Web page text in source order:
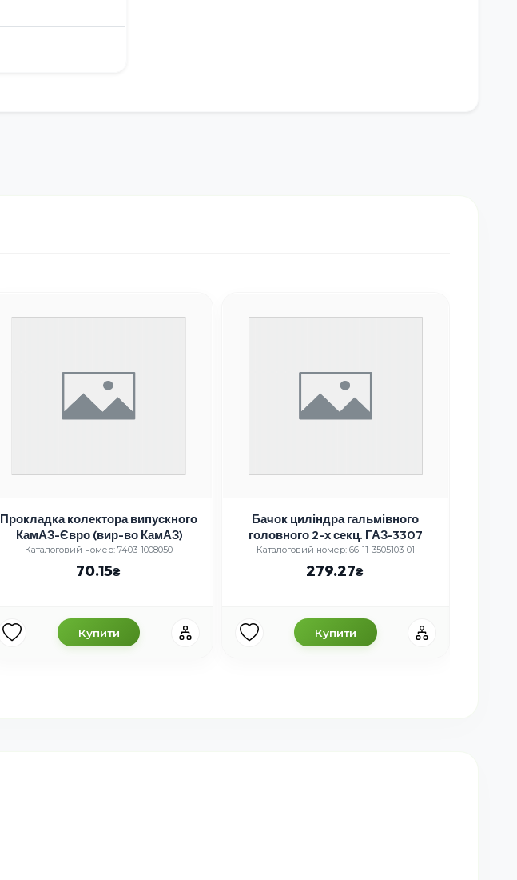
Прокладка колектора випускного
КамАЗ-Євро (вир-во КамАЗ)
Каталоговий номер: 7403-1008050
70.15
Купити
Бачок циліндра гальмівного
головного 2-х секц. ГАЗ-3307
Каталоговий номер: 66-11-3505103-01
279.27
Купити